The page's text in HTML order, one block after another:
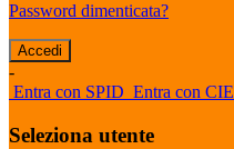
Password dimenticata?
-
Entra con SPID Entra con CIE
Seleziona utente